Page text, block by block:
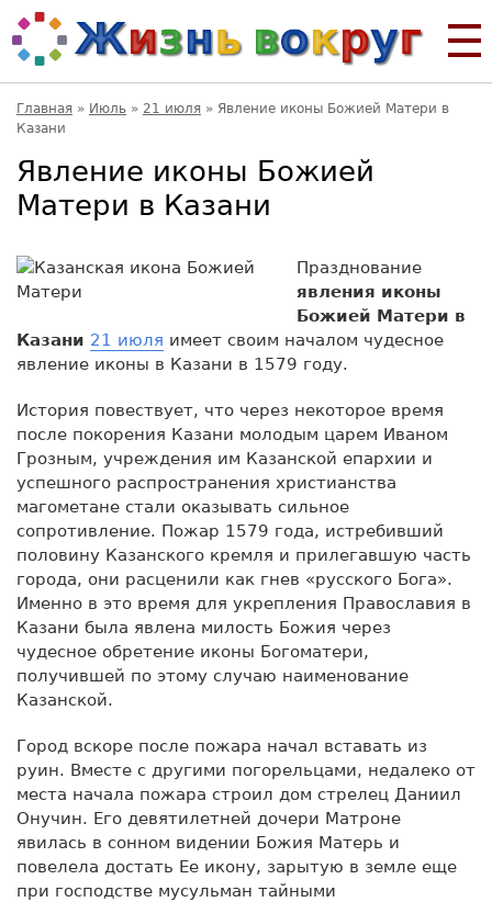
Главная » Июль » 21 июля » Явление иконы Божией Матери в
Казани
Явление иконы Божией
Матери в Казани
Празднование
явления иконы
Божией Матери в
Казани 21 июля имеет своим началом чудесное
явление иконы в Казани в 1579 году.
История повествует, что через некоторое время
после покорения Казани молодым царем Иваном
Грозным, учреждения им Казанской епархии и
успешного распространения христианства
магометане стали оказывать сильное
сопротивление. Пожар 1579 года, истребивший
половину Казанского кремля и прилегавшую часть
города, они расценили как гнев «русского Бога».
Именно в это время для укрепления Православия в
Казани была явлена милость Божия через
чудесное обретение иконы Богоматери,
получившей по этому случаю наименование
Казанской.
Город вскоре после пожара начал вставать из
руин. Вместе с другими погорельцами, недалеко от
места начала пожара строил дом стрелец Даниил
Онучин. Его девятилетней дочери Матроне
явилась в сонном видении Божия Матерь и
повелела достать Ее икону, зарытую в земле еще
при господстве мусульман тайными